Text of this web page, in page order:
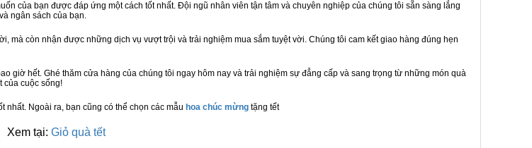
của bạn được đáp ứng một cách tốt nhất. Đội ngũ nhân viên tận tâm và chuyên nghiệp của chúng tôi sẵn sàng lắng
ngân sách của bạn.
còn nhận được những dịch vụ vượt trội và trải nghiệm mua sắm tuyệt vời. Chúng tôi cam kết giao hàng đúng hẹn
giờ hết. Ghé thăm cửa hàng của chúng tôi ngay hôm nay và trải nghiệm sự đẳng cấp và sang trọng từ những món quà
của cuộc sống!
nhất. Ngoài ra, bạn cũng có thể chọn các mẫu hoa chúc mừng tặng tết
Xem tại: Giỏ quà tết